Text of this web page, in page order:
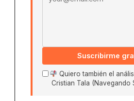
Suscribirme
Quiero también el
Cristian Tala (Navegando